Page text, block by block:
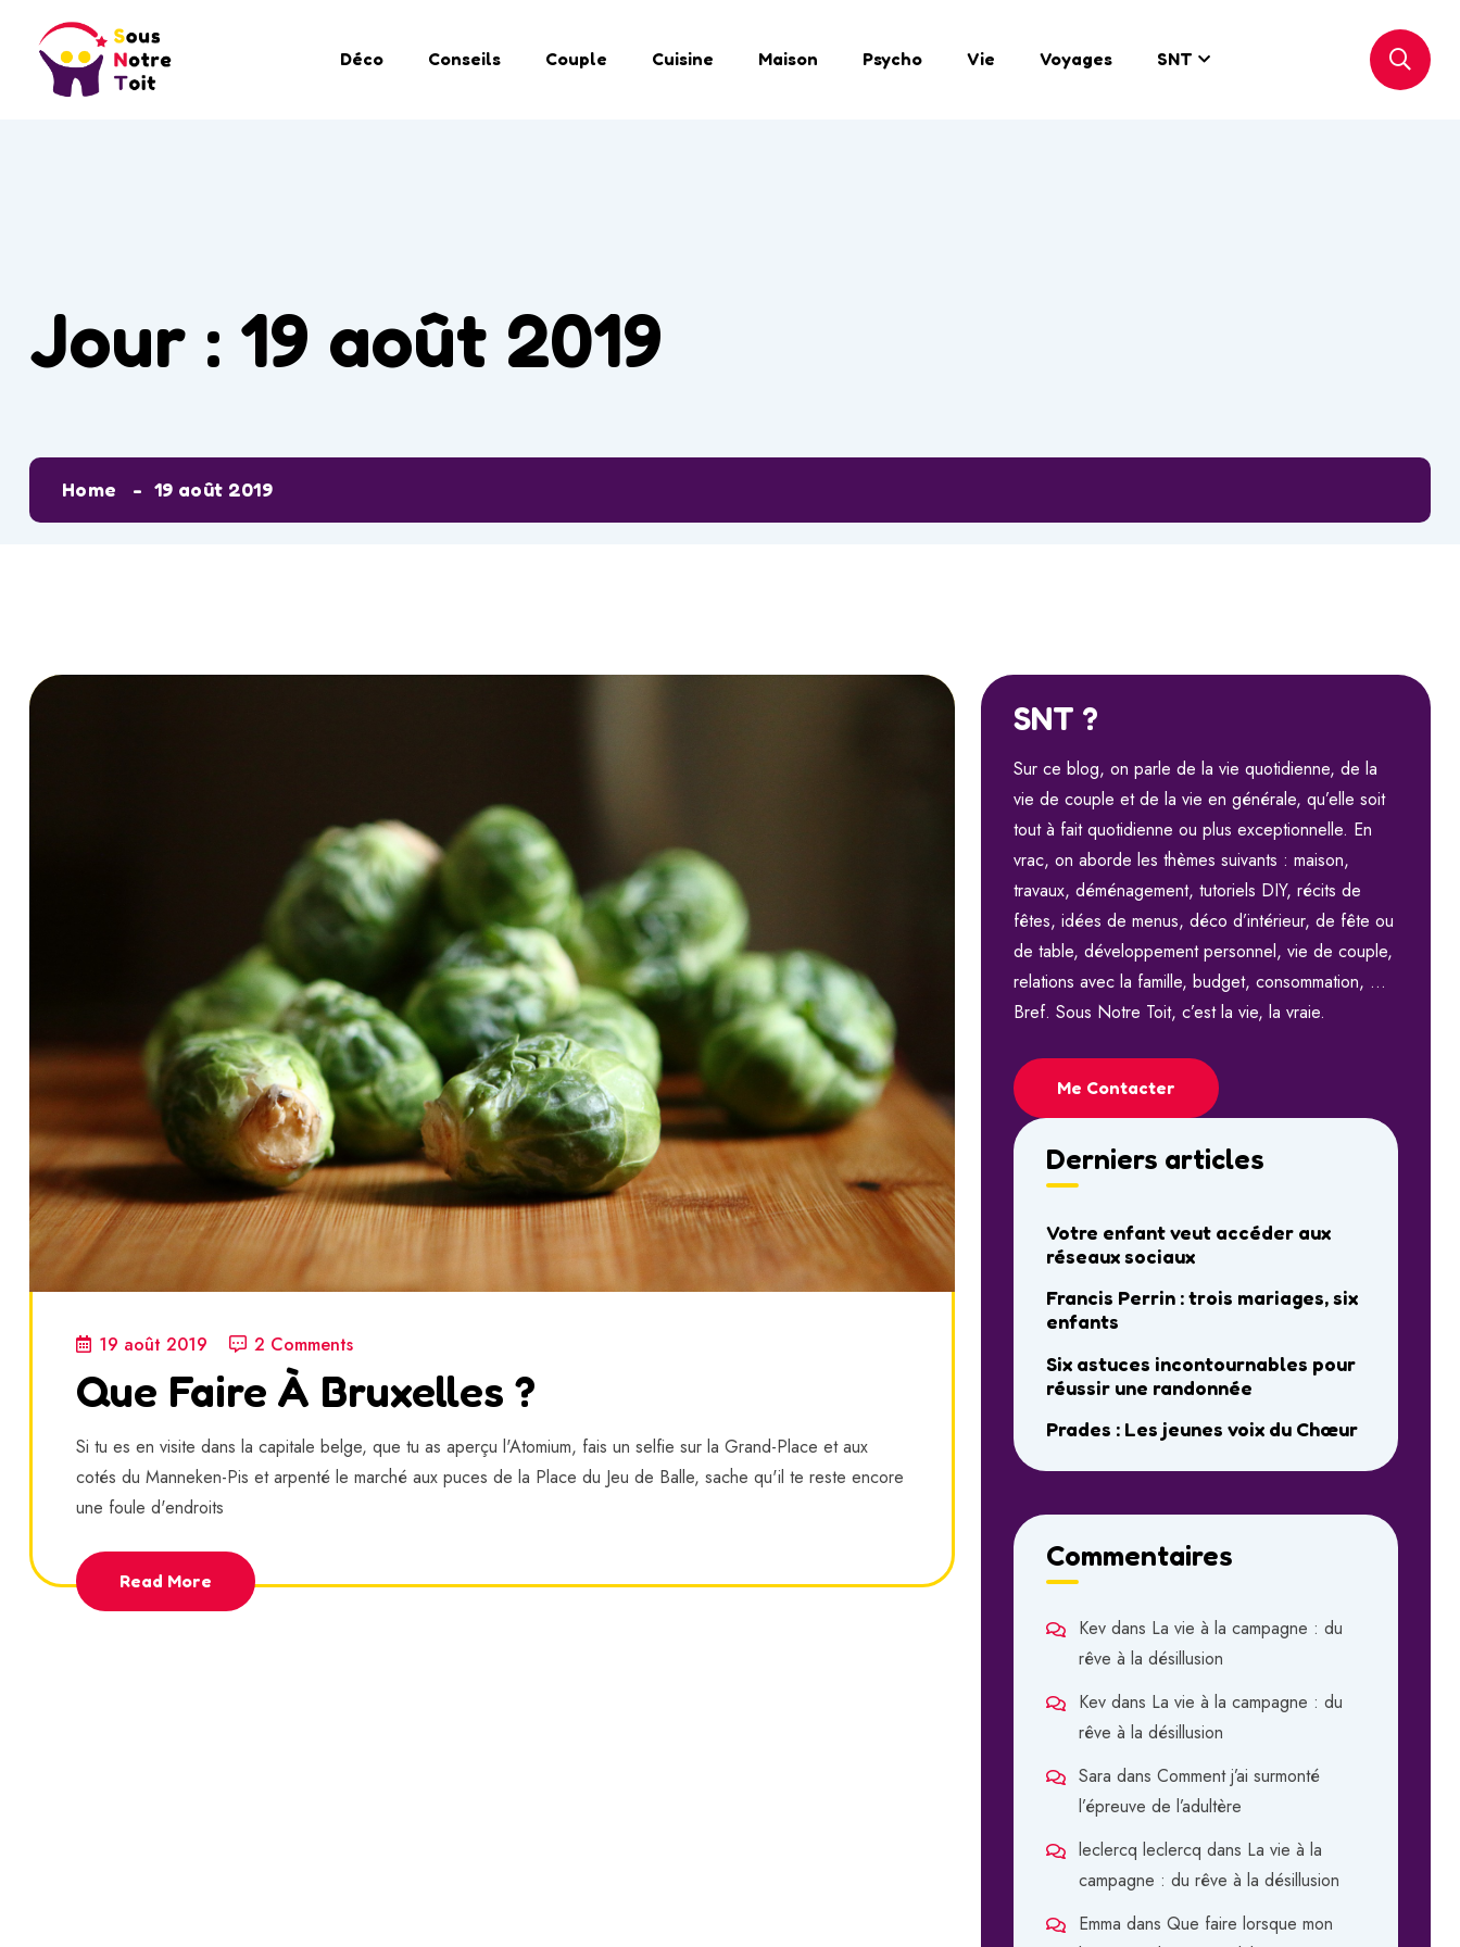
Déco Conseils Couple Cuisine Maison Psycho Vie Voyages SNT
Jour : 19 août 2019
Home 19 août 2019
19 août 2019 2 Comments
Que Faire À Bruxelles ?
Si tu es en visite dans la capitale belge, que tu as aperçu l'Atomium, fais un selfie sur la Grand-Place et aux
cotés du Manneken-Pis et arpenté le marché aux puces de la Place du Jeu de Balle, sache qu'il te reste encore
une foule d'endroits
Read More
SNT ?
Sur ce blog, on parle de la vie quotidienne, de la
vie de couple et de la vie en générale, qu’elle soit
tout à fait quotidienne ou plus exceptionnelle. En
vrac, on aborde les thèmes suivants : maison,
travaux, déménagement, tutoriels DIY, récits de
fêtes, idées de menus, déco d’intérieur, de fête ou
de table, développement personnel, vie de couple,
relations avec la famille, budget, consommation, …
Bref. Sous Notre Toit, c’est la vie, la vraie.
Me Contacter
Derniers articles
Votre enfant veut accéder aux
réseaux sociaux
Francis Perrin : trois mariages, six
enfants
Six astuces incontournables pour
réussir une randonnée
Prades : Les jeunes voix du Chœur
Commentaires
Kev dans La vie à la campagne : du
rêve à la désillusion
Kev dans La vie à la campagne : du
rêve à la désillusion
Sara dans Comment j’ai surmonté
l’épreuve de l’adultère
leclercq leclercq dans La vie à la
campagne : du rêve à la désillusion
Emma dans Que faire lorsque mon